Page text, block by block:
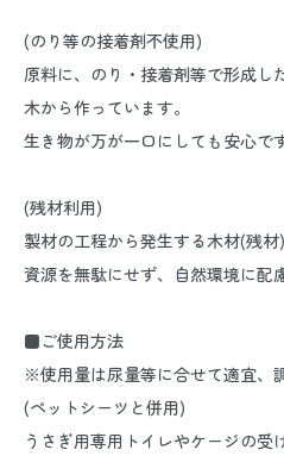
(のり等の接着剤不使用)
原料に、のり・接着剤等で形成し
木から作っています。
生き物が万が一口にしても安心です
(残材利用)
製材の工程から発生する木材(残材
資源を無駄にせず、自然環境に配
■ご使用方法
※使用量は尿量等に合せて適宜、
(ペットシーツと併用)
うさぎ用専用トイレやケージの受